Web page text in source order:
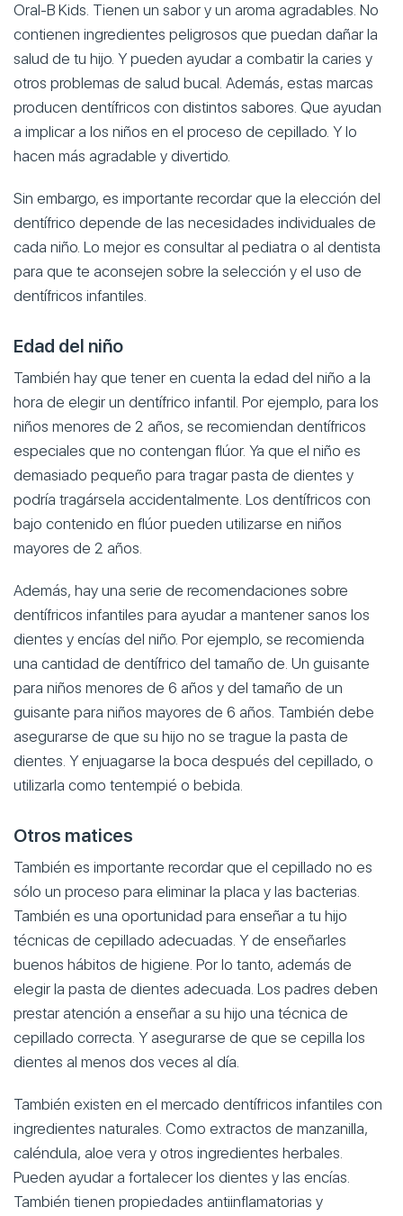
Oral-B Kids. Tienen un sabor y un aroma agradables. No
contienen ingredientes peligrosos que puedan dañar la
salud de tu hijo. Y pueden ayudar a combatir la caries y
otros problemas de salud bucal. Además, estas marcas
producen dentífricos con distintos sabores. Que ayudan
a implicar a los niños en el proceso de cepillado. Y lo
hacen más agradable y divertido.
Sin embargo, es importante recordar que la elección del
dentífrico depende de las necesidades individuales de
cada niño. Lo mejor es consultar al pediatra o al dentista
para que te aconsejen sobre la selección y el uso de
dentífricos infantiles.
Edad del niño
También hay que tener en cuenta la edad del niño a la
hora de elegir un dentífrico infantil. Por ejemplo, para los
niños menores de 2 años, se recomiendan dentífricos
especiales que no contengan flúor. Ya que el niño es
demasiado pequeño para tragar pasta de dientes y
podría tragársela accidentalmente. Los dentífricos con
bajo contenido en flúor pueden utilizarse en niños
mayores de 2 años.
Además, hay una serie de recomendaciones sobre
dentífricos infantiles para ayudar a mantener sanos los
dientes y encías del niño. Por ejemplo, se recomienda
una cantidad de dentífrico del tamaño de. Un guisante
para niños menores de 6 años y del tamaño de un
guisante para niños mayores de 6 años. También debe
asegurarse de que su hijo no se trague la pasta de
dientes. Y enjuagarse la boca después del cepillado, o
utilizarla como tentempié o bebida.
Otros matices
También es importante recordar que el cepillado no es
sólo un proceso para eliminar la placa y las bacterias.
También es una oportunidad para enseñar a tu hijo
técnicas de cepillado adecuadas. Y de enseñarles
buenos hábitos de higiene. Por lo tanto, además de
elegir la pasta de dientes adecuada. Los padres deben
prestar atención a enseñar a su hijo una técnica de
cepillado correcta. Y asegurarse de que se cepilla los
dientes al menos dos veces al día.
También existen en el mercado dentífricos infantiles con
ingredientes naturales. Como extractos de manzanilla,
caléndula, aloe vera y otros ingredientes herbales.
Pueden ayudar a fortalecer los dientes y las encías.
También tienen propiedades antiinflamatorias y